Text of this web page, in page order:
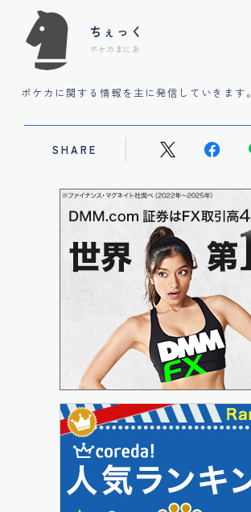
ちぇっく
ポケカまにあ
ポケカに関する情報を主に発信していきます。
SHARE